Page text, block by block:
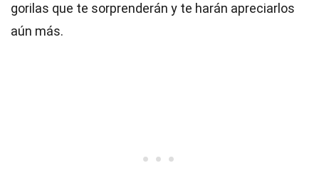
gorilas que te sorprenderán y te harán apreciarlos
aún más.